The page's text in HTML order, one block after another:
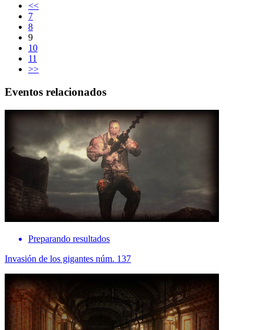
<<
7
8
9
10
11
>>
Eventos relacionados
Preparando resultados
Invasión de los gigantes núm. 137